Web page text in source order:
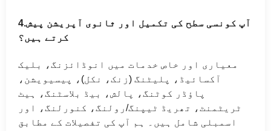
4.آپ کونسی سطح کی تکمیل اور ثانوی آپریشن پیش
کرتے ہیں؟
معیاری اور خاص خدمات میں انوڈائزنگ، بلیک
آکسائیڈ، پلیٹنگ (زنک، نکل)، پیسیویشن،
پاؤڈر کوٹنگ، پالش، بیڈ بلاسٹنگ، ہیٹ
ٹریٹمنٹ، تھریڈ ٹیپنگ/رولنگ، کنورلنگ، اور
اسمبلی شامل ہیں۔ ہم آپ کی تفصیلات کے مطابق